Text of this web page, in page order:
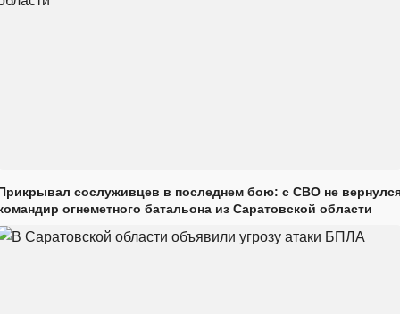
сослуживцев в последнем бою: с СВО не
огнеметного батальона из Саратовской области